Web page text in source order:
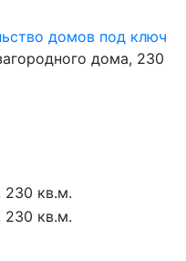
домов под ключ
дома, 230